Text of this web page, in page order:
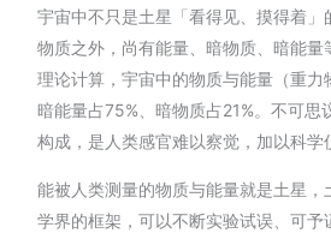
宇宙中不只是土星「看得见、摸得着」
物质之外，尚有能量、暗物质、暗能量
理论计算，宇宙中的物质与能量（重
暗能量占75%、暗物质占21%。不可思
构成，是人类感官难以察觉，加以科学
能被人类测量的物质与能量就是土星
学界的框架，可以不断实验试误、可予